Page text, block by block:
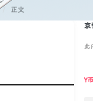
正文
此
Y